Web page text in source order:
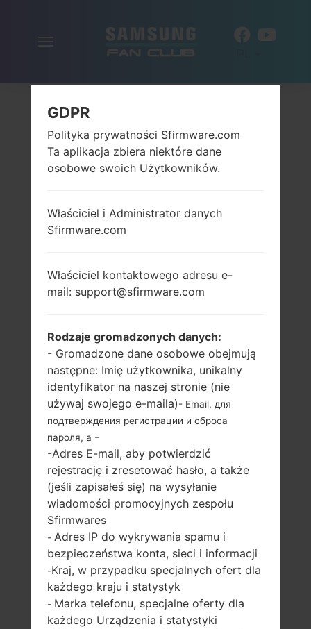
GDPR
Polityka prywatności Sfirmware.com
Ta aplikacja zbiera niektóre dane
osobowe swoich Użytkowników.
Właściciel i Administrator danych
Sfirmware.com
Właściciel kontaktowego adresu e-
mail: support@sfirmware.com
Rodzaje gromadzonych danych:
- Gromadzone dane osobowe obejmują
następne: Imię użytkownika, unikalny
identyfikator na naszej stronie (nie
używaj swojego e-maila)- Email, для
подтверждения регистрации и сброса
пароля, а -
-Adres E-mail, aby potwierdzić
rejestrację i zresetować hasło, a także
(jeśli zapisałeś się) na wysyłanie
wiadomości promocyjnych zespołu
Sfirmwares
- Adres IP do wykrywania spamu i
bezpieczeństwa konta, sieci i informacji
-Kraj, w przypadku specjalnych ofert dla
każdego kraju i statystyk
- Marka telefonu, specjalne oferty dla
każdego Urządzenia i statystyki